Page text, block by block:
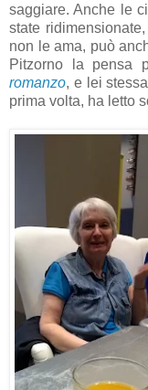
saggiare. Anche le
state
non le ama, può
Pitzorno la pensa
romanzo, e lei
prima volta, ha letto